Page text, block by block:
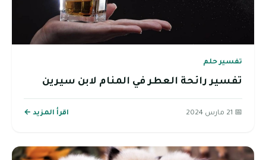
تفسير حلم
تفسير رائحة العطر في المنام لابن سيرين
📅 21 مارس 2024 اقرأ المزيد ←